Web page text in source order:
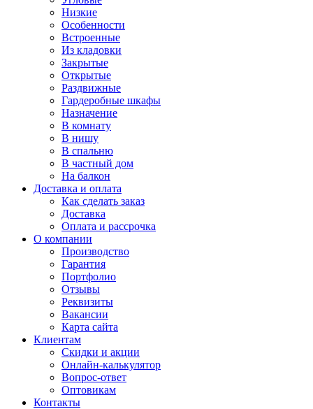
Низкие
Особенности
Встроенные
Из кладовки
Закрытые
Открытые
Раздвижные
Гардеробные шкафы
Назначение
В комнату
В нишу
В спальню
В частный дом
На балкон
Доставка и оплата
Как сделать заказ
Доставка
Оплата и рассрочка
О компании
Производство
Гарантия
Портфолио
Отзывы
Реквизиты
Вакансии
Карта сайта
Клиентам
Скидки и акции
Онлайн-калькулятор
Вопрос-ответ
Оптовикам
Контакты